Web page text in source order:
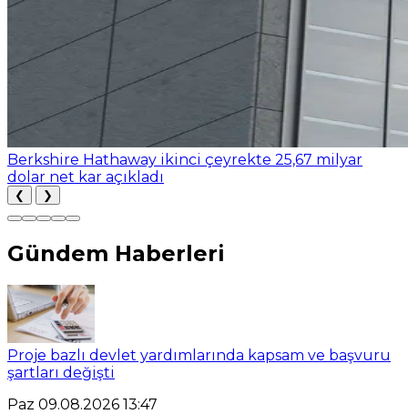
Berkshire Hathaway ikinci çeyrekte 25,67 milyar
dolar net kar açıkladı
❮ ❯
Gündem Haberleri
Proje bazlı devlet yardımlarında kapsam ve başvuru
şartları değişti
Paz 09.08.2026 13:47